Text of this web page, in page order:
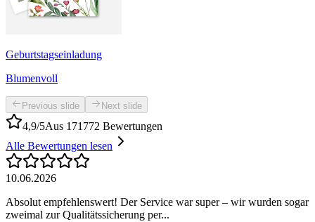
Geburtstagseinladung
Blumenvoll
Previous slide Next slide
4,9/5Aus 171772 Bewertungen
Alle Bewertungen lesen
10.06.2026
Absolut empfehlenswert! Der Service war super – wir wurden sogar
zweimal zur Qualitätssicherung per...